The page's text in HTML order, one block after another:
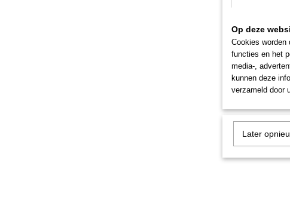
Op deze
Cookies worden
functies en het
media-,
kunnen deze
verzameld door
Later